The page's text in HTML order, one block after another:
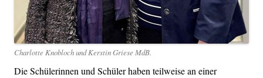
Charlotte Knobloch und Kerstin Griese MdB.
Die Schülerinnen und Schüler haben teilweise an einer